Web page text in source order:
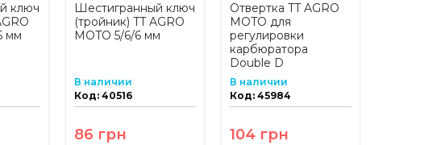
ключ
мм
Шестигранный ключ
(тройник) TT AGRO
MOTO 5/6/6 мм
В наличии
Код: 40516
86 грн
Отвертка TT AGRO
MOTO для
регулировки
карбюратора
Double D
В наличии
Код: 45984
104 грн